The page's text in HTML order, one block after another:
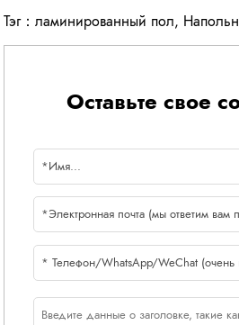
Тэг：ламинированный пол,
Оставьте свое